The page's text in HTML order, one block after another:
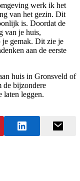
werk ik het
van het gezin. Dit
is. Doordat de
van je huis,
gemak. Dit zie je
aan de eerste
huis in Gronsveld of
de bijzondere
laten leggen.